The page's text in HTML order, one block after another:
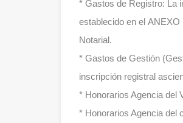
* Gastos de Registro: La
establecido en el ANEXO
Notarial.
* Gastos de Gestión
inscripción registral
* Honorarios Agencia del
* Honorarios Agencia del